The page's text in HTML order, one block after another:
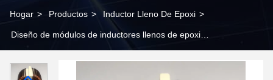
Hogar > Productos > Inductor Lleno De Epoxi >
Diseño de módulos de inductores llenos de epoxi